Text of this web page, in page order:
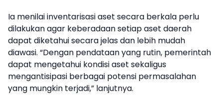
Ia menilai inventarisasi aset secara berkala perlu
dilakukan agar keberadaan setiap aset daerah
dapat diketahui secara jelas dan lebih mudah
diawasi. “Dengan pendataan yang rutin, pemerintah
dapat mengetahui kondisi aset sekaligus
mengantisipasi berbagai potensi permasalahan
yang mungkin terjadi,” lanjutnya.